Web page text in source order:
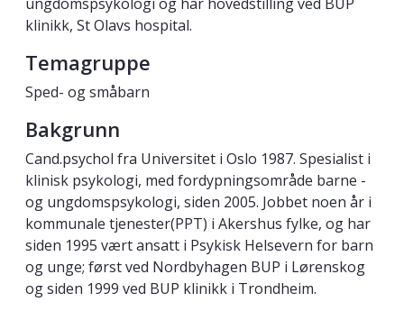
klinikk, St Olavs hospital.
Temagruppe
Sped- og småbarn
Bakgrunn
Cand.psychol fra Universitet i Oslo 1987. Spesialist i
klinisk psykologi, med fordypningsområde barne -
og ungdomspsykologi, siden 2005. Jobbet noen år i
kommunale tjenester(PPT) i Akershus fylke, og har
siden 1995 vært ansatt i Psykisk Helsevern for barn
og unge; først ved Nordbyhagen BUP i Lørenskog
og siden 1999 ved BUP klinikk i Trondheim.